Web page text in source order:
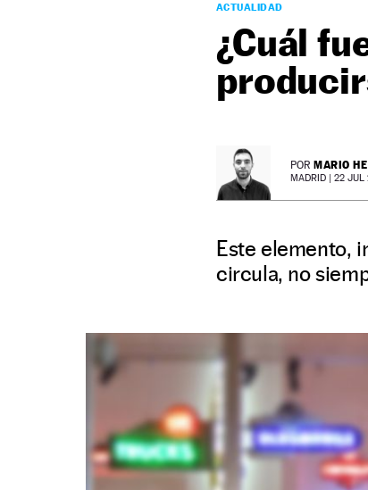
ACTUALIDAD
¿Cuál
POR MARIO
MADRID | 22 JUL
Este elemento,
circula, no